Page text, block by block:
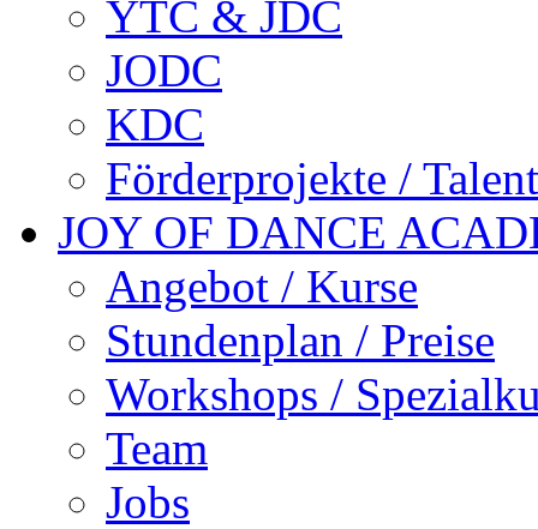
YTC & JDC
JODC
KDC
Förderprojekte /
JOY OF DANCE
Angebot / Kurse
Stundenplan / Preise
Workshops /
Team
Jobs